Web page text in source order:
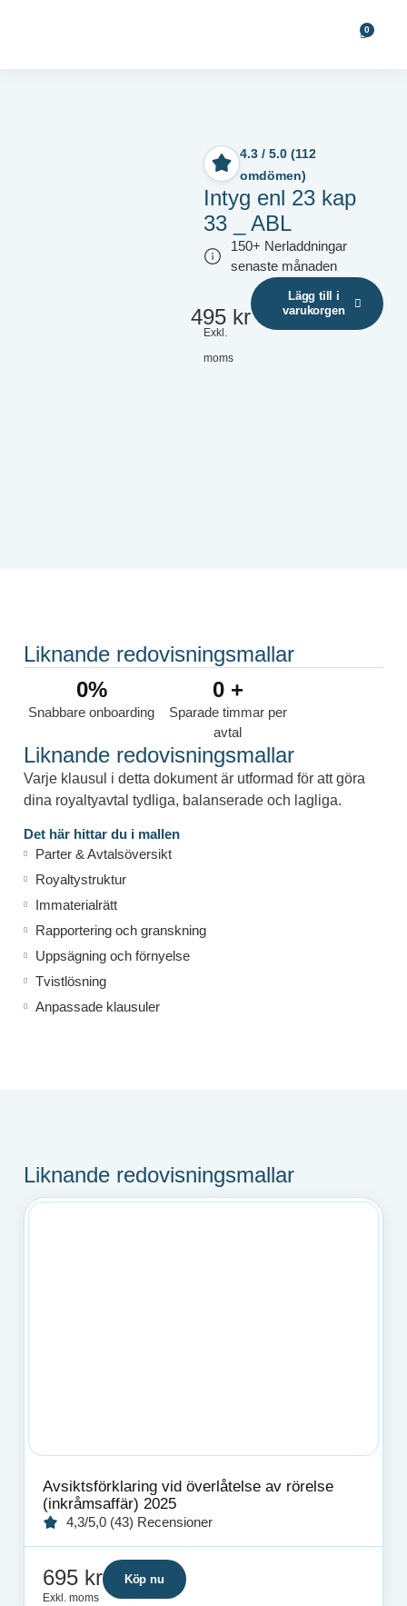
0
4.3 / 5.0 (112
omdömen)
Intyg enl 23 kap
33 _ ABL
150+ Nerladdningar
senaste månaden
495 kr
Exkl.
moms
Lägg till i
varukorgen
Liknande redovisningsmallar
Snabbare onboarding
0%
Sparade timmar per
avtal
0 +
Liknande redovisningsmallar
Varje klausul i detta dokument är utformad för att göra
dina royaltyavtal tydliga, balanserade och lagliga.
Det här hittar du i mallen
Parter & Avtalsöversikt
Royaltystruktur
Immaterialrätt
Rapportering och granskning
Uppsägning och förnyelse
Tvistlösning
Anpassade klausuler
Liknande redovisningsmallar
Avsiktsförklaring vid överlåtelse av rörelse
(inkråmsaffär) 2025
4,3/5,0 (43) Recensioner
695 kr
Exkl. moms
Köp nu